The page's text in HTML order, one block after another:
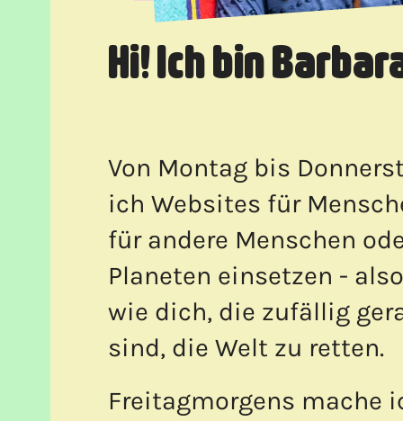
Hi! Ich bin
Von Montag bis
ich Websites für
für andere Menschen
Planeten einsetzen -
wie dich, die zufällig
sind, die Welt zu retten.
Freitagmorgens mache